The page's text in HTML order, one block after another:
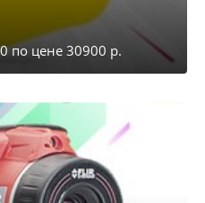
по цене 30900 р.